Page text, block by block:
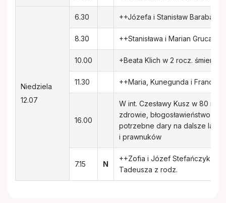
Niedziela
12.07
6.30 ++Józefa i Stanisław
8.30 ++Stanisława i Marian Gruca w
10.00 +Beata Klich w 2 rocz. śmierci
11.30 ++Maria, Kunegunda i
16.00
W int. Czesławy Kusz w 80
zdrowie, błogosławieństwo
potrzebne dary na dalsze lata
i prawnuków
7.15 N
++Zofia i Józef Stefańczyk w
Tadeusza z rodz.